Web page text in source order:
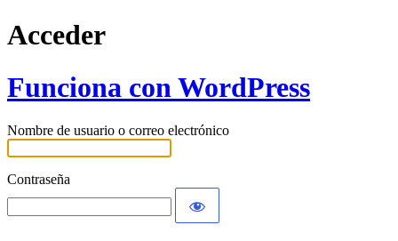
Acceder
Funciona con WordPress
Nombre de usuario o correo electrónico
Contraseña